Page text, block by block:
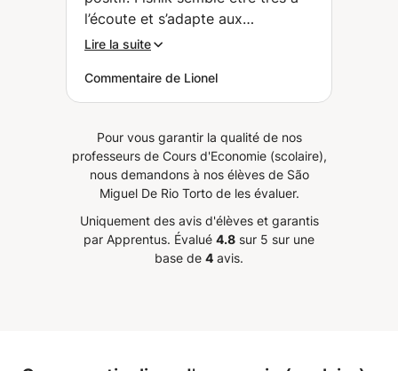
l’écoute et s’adapte aux
problématiques de chaque élève.
à avoir lors d’un examen avec
plusieurs parties (théorie, qcm et
avoir redonné confiance à mon
fils. Sur cette base, je ne peux
que le recommander. ”
Lire la suite
Commentaire de Lionel
Pour vous garantir la qualité de nos
professeurs de Cours d'Economie (scolaire),
nous demandons à nos élèves de São
Miguel De Rio Torto de les évaluer.
Uniquement des avis d'élèves et garantis
par Apprentus. Évalué 4.8 sur 5 sur une
base de 4 avis.